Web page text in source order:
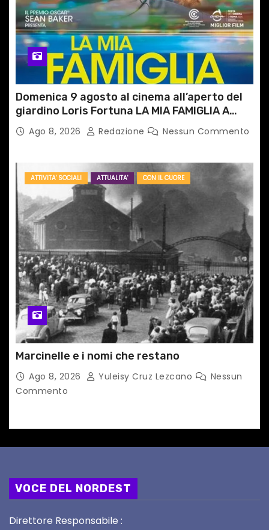
Domenica 9 agosto al cinema all’aperto del
giardino Loris Fortuna LA MIA FAMIGLIA A
TAIPEIAgo 8, 2026 Redazione Nessun Commento
ATTIVITA' SOCIALI ATTUALITA' CON IL CUORE
Marcinelle e i nomi che restano
Ago 8, 2026 Yuleisy Cruz Lezcano
Nessun
Commento
VOCE DEL NORDEST
Direttore Responsabile :